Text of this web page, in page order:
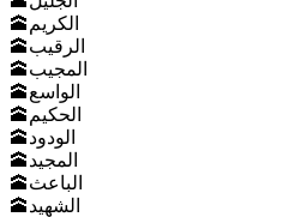
🕋الكريم
🕋الرقيب
🕋المجيب
🕋الواسع
🕋الحكيم
🕋الودود
🕋المجيد
🕋الباعث
🕋الشهيد